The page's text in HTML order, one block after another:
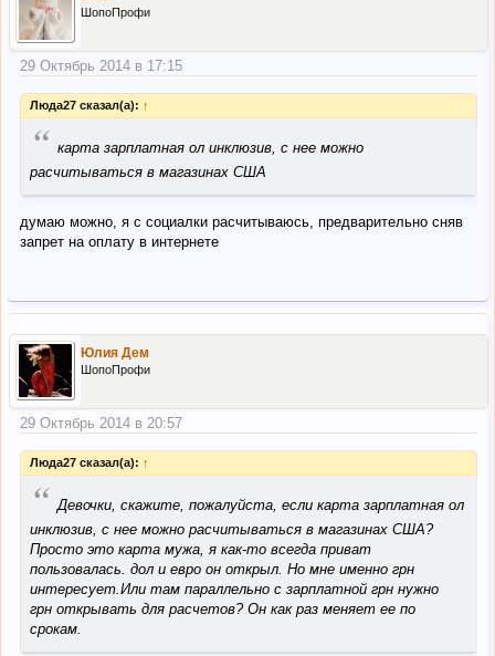
ШопоПрофи
29 Октябрь 2014 в 17:15
Люда27 сказал(а): ↑
“ карта зарплатная ол инклюзив, с нее можно
расчитываться в магазинах США
думаю можно, я с социалки расчитываюсь, предварительно сняв
запрет на оплату в интернете
Юлия Дем
ШопоПрофи
29 Октябрь 2014 в 20:57
Люда27 сказал(а): ↑
“ Девочки, скажите, пожалуйста, если карта зарплатная ол
инклюзив, с нее можно расчитываться в магазинах США?
Просто это карта мужа, я как-то всегда приват
пользовалась. дол и евро он открыл. Но мне именно грн
интересует.Или там параллельно с зарплатной грн нужно
грн открывать для расчетов? Он как раз меняет ее по
срокам.